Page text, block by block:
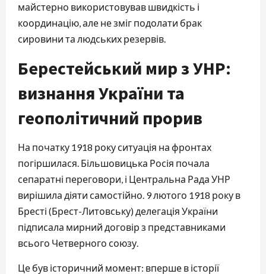
майстерно використовував швидкість і
координацію, але не зміг подолати брак
сировини та людських резервів.
Берестейський мир з УНР:
визнання України та
геополітичний прорив
На початку 1918 року ситуація на фронтах
погіршилася. Більшовицька Росія почала
сепаратні переговори, і Центральна Рада УНР
вирішила діяти самостійно. 9 лютого 1918 року в
Бресті (Брест-Литовську) делегація України
підписала мирний договір з представниками
всього Четверного союзу.
Це був історичний момент: вперше в історії